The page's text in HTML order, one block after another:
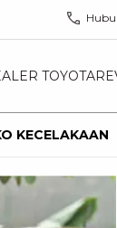
TOYOTA
KECELAKAAN